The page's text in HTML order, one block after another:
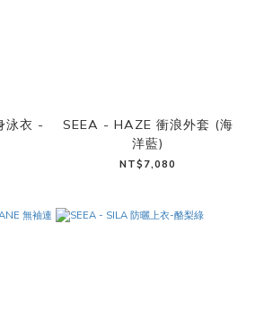
泳衣 -
SEEA - HAZE 衝浪外套 (海
洋藍)
NT$7,080